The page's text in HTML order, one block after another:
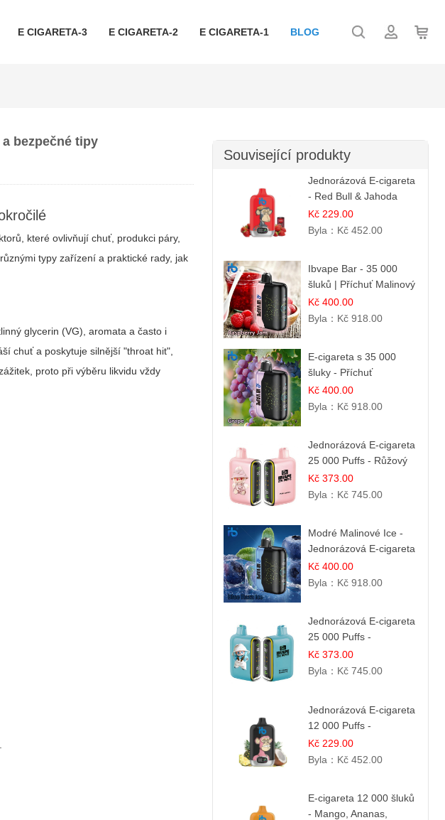
E CIGARETA-3 E CIGARETA-2 E CIGARETA-1 BLOG
bezpečné tipy
které ovlivňují chuť, produkci páry,
typy zařízení a praktické rady, jak
glycerin (VG), aromata a často i
chuť a poskytuje silnější "throat hit",
proto při výběru likvidu vždy
Související produkty
Jednorázová E-cigareta
- Red Bull & Jahoda
Kč 229.00
Byla： Kč 452.00
Ibvape Bar - 35 000
šluků | Příchuť Malinový
džem
Kč 400.00
Byla： Kč 918.00
E-cigareta s 35 000
šluky - Příchuť
čerstvého hroznů
Kč 400.00
Byla： Kč 918.00
Jednorázová E-cigareta
25 000 Puffs - Růžový
Citrón
Kč 373.00
Byla： Kč 745.00
Modré Malinové Ice -
Jednorázová E-cigareta
s 35 000 šluky | Ibvape
Kč 400.00
Byla： Kč 918.00
Jednorázová E-cigareta
25 000 Puffs -
Ostružina & Borůvka
Kč 373.00
Byla： Kč 745.00
Jednorázová E-cigareta
12 000 Puffs -
Ananasovo-Kokosová
Zmrzlina
Kč 229.00
Byla： Kč 452.00
E-cigareta 12 000 šluků
- Mango, Ananas,